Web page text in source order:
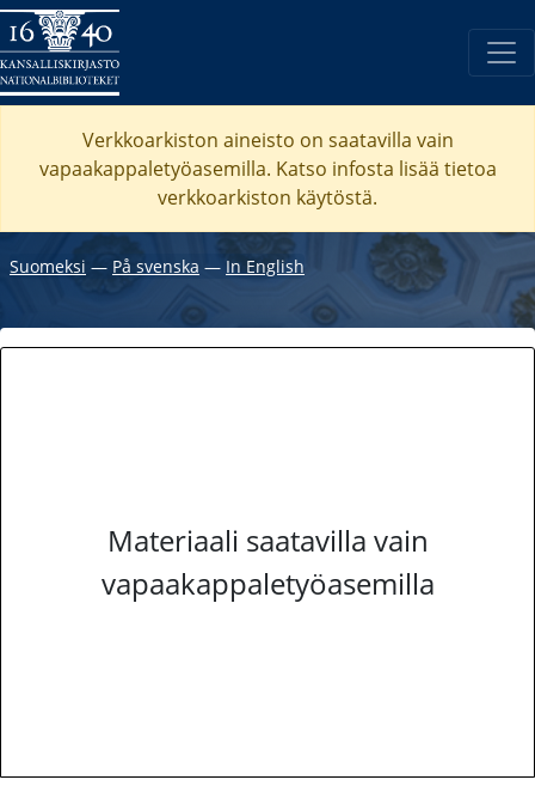
Verkkoarkiston aineisto on saatavilla vain
vapaakappaletyöasemilla. Katso infosta lisää tietoa
verkkoarkiston käytöstä.
Suomeksi ― På svenska ― In English
Materiaali saatavilla vain
vapaakappaletyöasemilla